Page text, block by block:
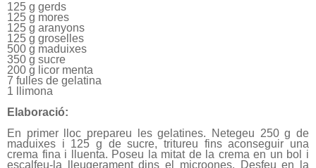
125 g gerds
125 g mores
125 g aranyons
125 g groselles
500 g maduixes
350 g sucre
200 g licor menta
7 fulles de gelatina
1 llimona
Elaboració:
En primer lloc prepareu les gelatines. Netegeu 250 g de
maduixes i 125 g de sucre, tritureu fins aconseguir una
crema fina i lluenta. Poseu la mitat de la crema en un bol i
escalfeu-la lleugerament dins el microones. Desfeu en la